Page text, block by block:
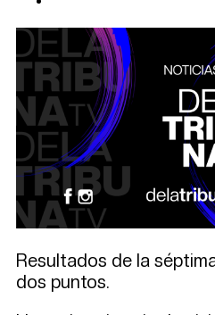
Resultados de la
dos puntos.